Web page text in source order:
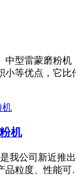
中型雷蒙磨粉
小等优点，它
机
我公司新近推
品粒度、性能